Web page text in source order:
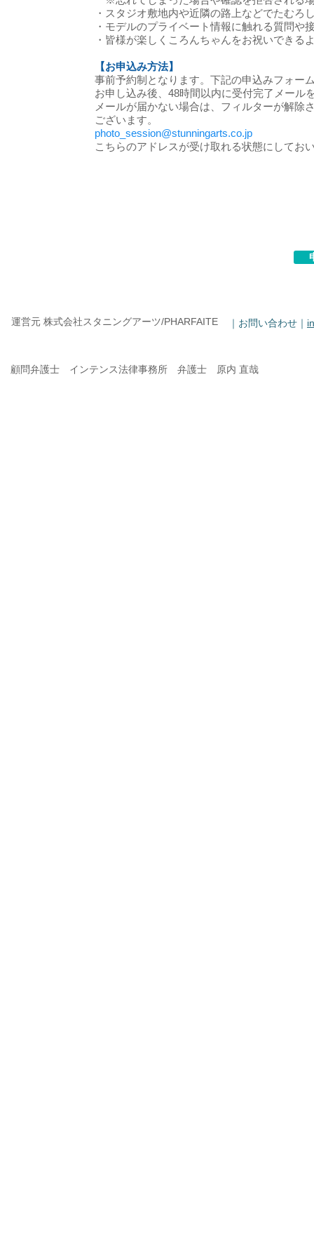
・スタジオ敷地内や近隣の路上などでたむ
・モデルのプライベート情報に触れる質問や
・皆様が楽しくころんちゃんをお祝いできる
【お申込み方法】
事前予約制となります。下記の申込みフォー
お申し込み後、48時間以内に受付完了メール
メールが届かない場合は、フィルターが解除
ございます。
photo_session@stunningarts.co.jp
こちらのアドレスが受け取れる状態にしてお
運営元 株式会社スタニングアーツ/PHARFAITE ｜お問い合わせ｜
顧問弁護士 インテンス法律事務所 弁護士 原内 直哉